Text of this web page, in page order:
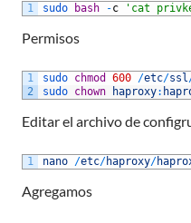
1 sudo bash -c 'cat
Permisos
1
2
sudo chmod 600 /etc/ssl
sudo chown haproxy:
Editar el archivo de
1 nano /etc/haproxy/
Agregamos